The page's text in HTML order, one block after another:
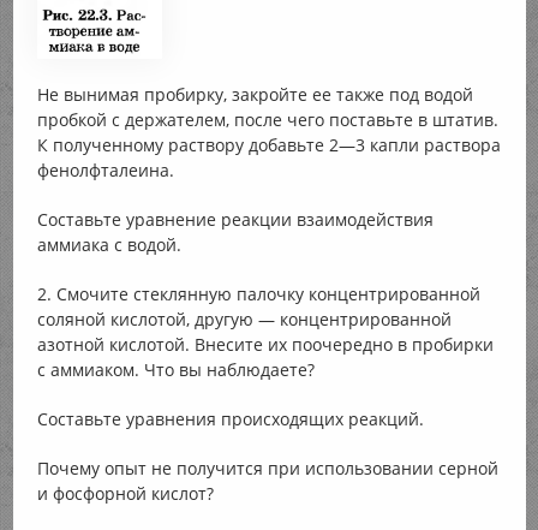
Не вынимая пробирку, закройте ее также под водой
пробкой с держателем, после чего поставьте в штатив.
К полученному раствору добавьте 2—3 капли раствора
фенолфталеина.
Составьте уравнение реакции взаимодействия
аммиака с водой.
2. Смочите стеклянную палочку концентрированной
соляной кислотой, другую — концентрированной
азотной кислотой. Внесите их поочередно в пробирки
с аммиаком. Что вы наблюдаете?
Составьте уравнения происходящих реакций.
Почему опыт не получится при использовании серной
и фосфорной кислот?